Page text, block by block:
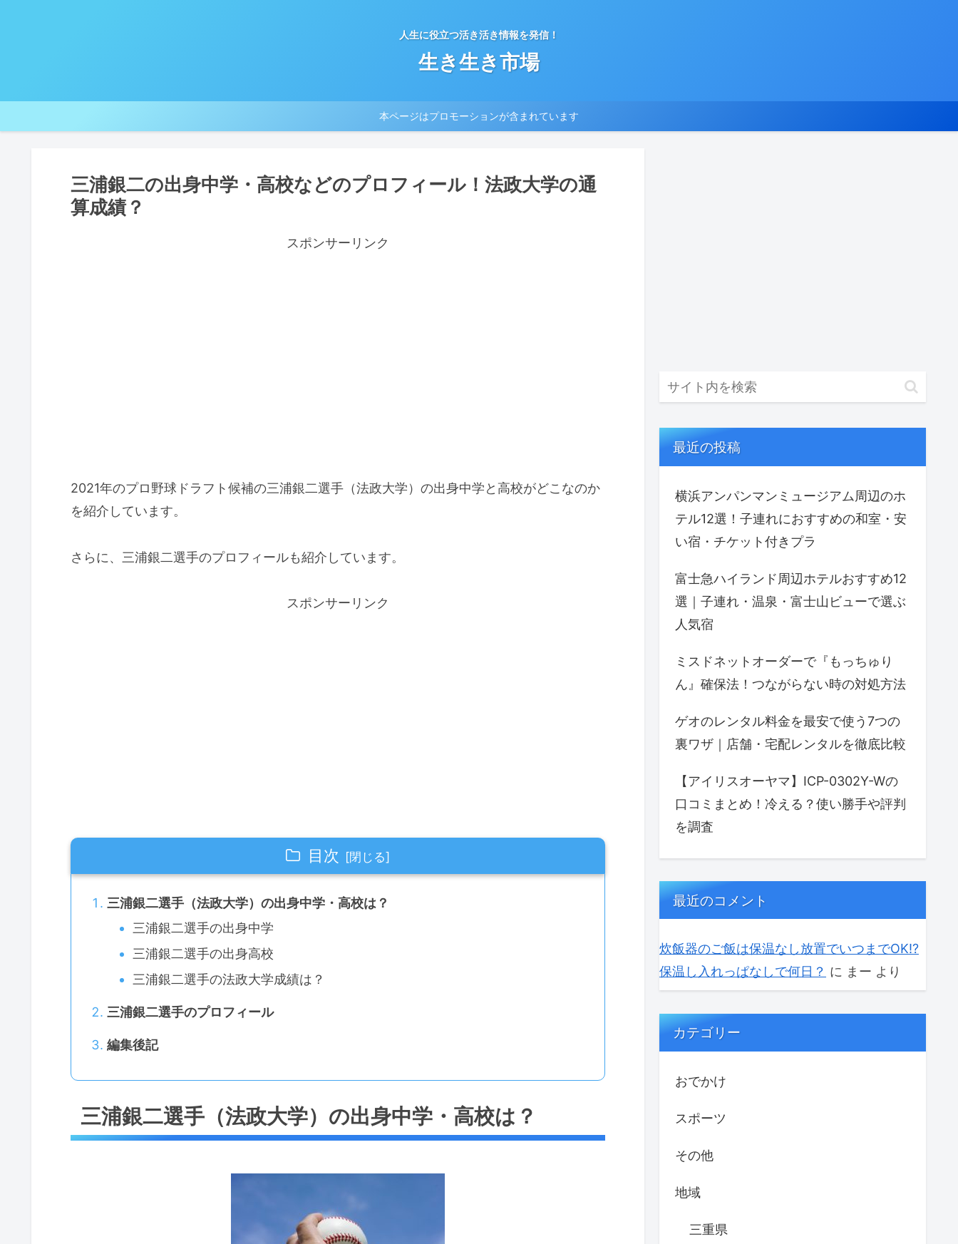
人生に役立つ活き活き情報を発信！
生き生き市場
本ページはプロモーションが含まれています
三浦銀二の出身中学・高校などのプロフィール！法政大学の通
算成績？
スポンサーリンク
2021年のプロ野球ドラフト候補の三浦銀二選手（法政大学）の出身中学と高校がどこなのか
を紹介しています。
さらに、三浦銀二選手のプロフィールも紹介しています。
スポンサーリンク
目次
三浦銀二選手（法政大学）の出身中学・高校は？
三浦銀二選手の出身中学
三浦銀二選手の出身高校
三浦銀二選手の法政大学成績は？
三浦銀二選手のプロフィール
編集後記
三浦銀二選手（法政大学）の出身中学・高校は？
最近の投稿
横浜アンパンマンミュージアム周辺のホ
テル12選！子連れにおすすめの和室・安
い宿・チケット付きプラ
富士急ハイランド周辺ホテルおすすめ12
選｜子連れ・温泉・富士山ビューで選ぶ
人気宿
ミスドネットオーダーで『もっちゅり
ん』確保法！つながらない時の対処方法
ゲオのレンタル料金を最安で使う7つの
裏ワザ｜店舗・宅配レンタルを徹底比較
【アイリスオーヤマ】ICP-0302Y-Wの
口コミまとめ！冷える？使い勝手や評判
を調査
最近のコメント
炊飯器のご飯は保温なし放置でいつまでOK⁉
保温し入れっぱなしで何日？ に まー より
カテゴリー
おでかけ
スポーツ
その他
地域
三重県